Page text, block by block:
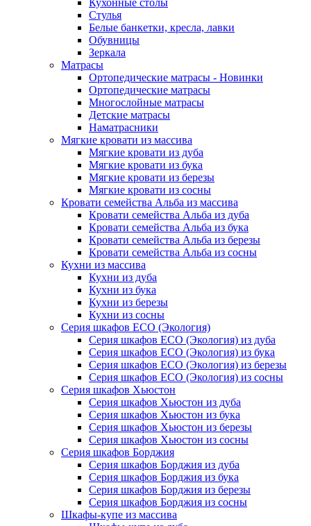
Кухонные столы
Стулья
Белые банкетки, кресла, лавки
Обувницы
Зеркала
Матрасы
Ортопедические матрасы - Новинки
Ортопедические матрасы
Многослойные матрасы
Детские матрасы
Наматрасники
Мягкие кровати из массива
Мягкие кровати из дуба
Мягкие кровати из бука
Мягкие кровати из березы
Мягкие кровати из сосны
Кровати семейства Альба из массива
Кровати семейства Альба из дуба
Кровати семейства Альба из бука
Кровати семейства Альба из березы
Кровати семейства Альба из сосны
Кухни из массива
Кухни из дуба
Кухни из бука
Кухни из березы
Кухни из сосны
Серия шкафов ECO (Экология)
Серия шкафов ECO (Экология) из дуба
Серия шкафов ECO (Экология) из бука
Серия шкафов ECO (Экология) из березы
Серия шкафов ECO (Экология) из сосны
Серия шкафов Хьюстон
Серия шкафов Хьюстон из дуба
Серия шкафов Хьюстон из бука
Серия шкафов Хьюстон из березы
Серия шкафов Хьюстон из сосны
Серия шкафов Борджия
Серия шкафов Борджия из дуба
Серия шкафов Борджия из бука
Серия шкафов Борджия из березы
Серия шкафов Борджия из сосны
Шкафы-купе из массива